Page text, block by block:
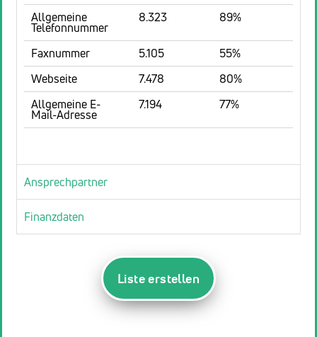
Allgemeine
Telefonnummer
8.323 89%
Faxnummer 5.105
55%
Webseite
7.478
80%
Allgemeine E-
Mail-Adresse
7.194 77%
Ansprechpartner
Finanzdaten
Liste erstellen